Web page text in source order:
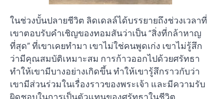
ในช่วงบั้นปลายชีวิต ลิดเดลล์ได้บรรยายถึงช่วงเวลาที่
เขาตอบรับคำเชิญของทอมสันว่าเป็น “สิ่งที่กล้าหาญ
ที่สุด” ที่เขาเคยทำมา เขาไม่ใช่คนพูดเก่ง เขาไม่รู้สึก
ว่ามีคุณสมบัติเหมาะสม การก้าวออกไปด้วยศรัทธา
ทำให้เขามีบางอย่างเกิดขึ้น ทำให้เขารู้สึกราวกับว่า
เขามีส่วนร่วมในเรื่องราวของพระเจ้า และมีความรับ
ผิดชอบในการเป็นตัวแทนของศรัทธาในชีวิต